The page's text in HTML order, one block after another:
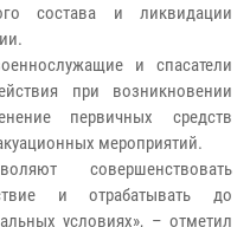
состава и ликвидации
и спасатели
при возникновении
первичных средств
мероприятий.
совершенствовать
и отрабатывать до
условиях», – отметил